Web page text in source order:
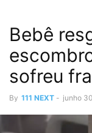
Bebê
sofreu
By 111 NEXT - junho